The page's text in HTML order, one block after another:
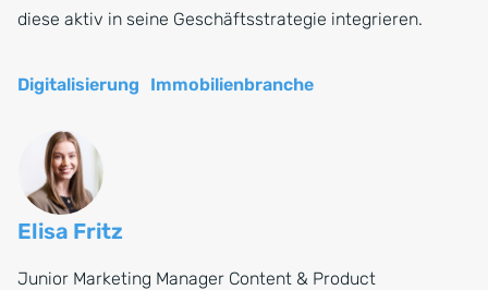
diese aktiv in seine Geschäftsstrategie integrieren.
Digitalisierung Immobilienbranche
Elisa Fritz
Junior Marketing Manager Content & Product